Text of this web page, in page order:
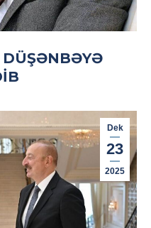
DÜŞƏNBƏYƏ
Dek
23
2025